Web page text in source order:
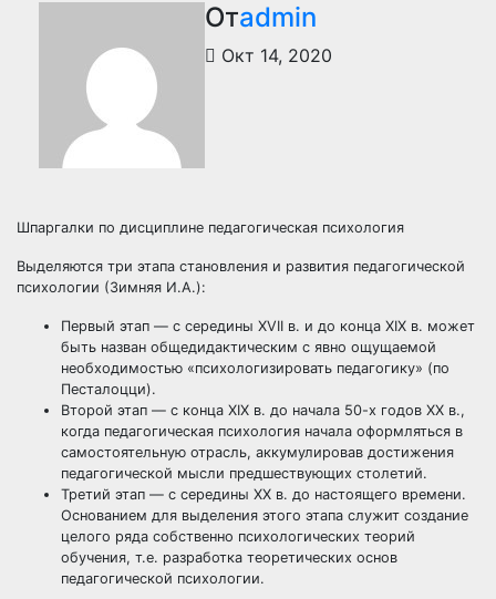
Отadmin
Окт 14, 2020
Шпаргалки по дисциплине педагогическая психология
Выделяются три этапа становления и развития педагогической
психологии (Зимняя И.А.):
Первый этап — с середины XVII в. и до конца XIX в. может
быть назван общедидактическим с явно ощущаемой
необходимостью «психологизировать педагогику» (по
Песталоцци).
Второй этап — с конца XIX в. до начала 50-х годов XX в.,
когда педагогическая психология начала оформляться в
самостоятельную отрасль, аккумулировав достижения
педагогической мысли предшествующих столетий.
Третий этап — с середины XX в. до настоящего времени.
Основанием для выделения этого этапа служит создание
целого ряда собственно психологических теорий
обучения, т.е. разработка теоретических основ
педагогической психологии.